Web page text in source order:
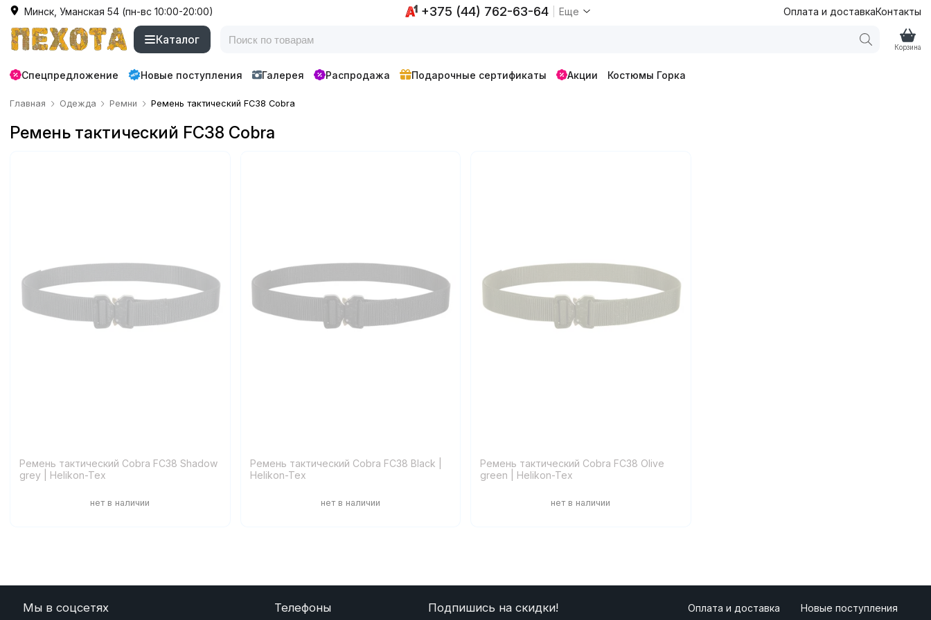
Минск, Уманская 54 (пн-вс 10:00-20:00) +375 (44) 762-63-64 Еще Оплата и доставкаКонтакты
Каталог
Корзина
Спецпредложение Новые поступления Галерея Распродажа Подарочные сертификаты Акции Костюмы Горка
Главная Одежда Ремни Ремень тактический FC38 Cobra
Ремень тактический FC38 Cobra
Ремень тактический Cobra FC38 Shadow
grey | Helikon-Tex
Ремень тактический Cobra FC38 Black |
Helikon-Tex
Ремень тактический Cobra FC38 Olive
green | Helikon-Tex
Мы в соцсетях Телефоны Подпишись на скидки!
Оплата и доставка
Новые поступления